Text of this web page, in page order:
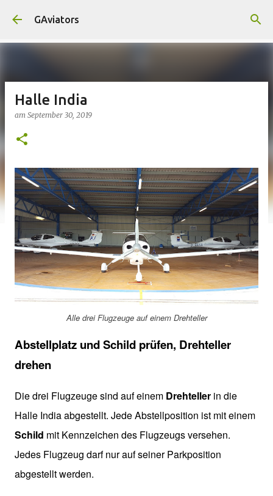
GAviators
Halle India
am September 30, 2019
Alle drei Flugzeuge auf einem Drehteller
Abstellplatz und Schild prüfen, Drehteller
drehen
Die drei Flugzeuge sind auf einem Drehteller in die
Halle India abgestellt. Jede Abstellposition ist mit einem
Schild mit Kennzeichen des Flugzeugs versehen.
Jedes Flugzeug darf nur auf seiner Parkposition
abgestellt werden.